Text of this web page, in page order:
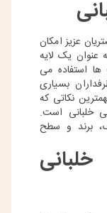
عزیز امکان
عنوان یک لایه
استفاده می
بسیاری
نکاتی که
خلبانی است.
برند و سطح